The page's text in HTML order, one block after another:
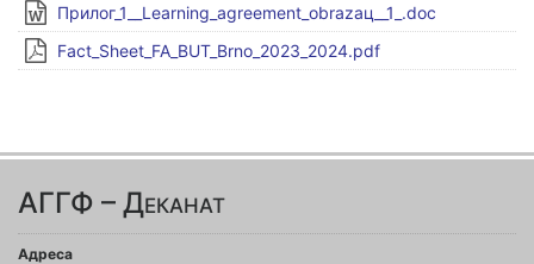
Прилог_1__Learning_agreement_obrazaц__1_.doc
Fact_Sheet_FA_BUT_Brno_2023_2024.pdf
АГГФ – Деканат
Адреса